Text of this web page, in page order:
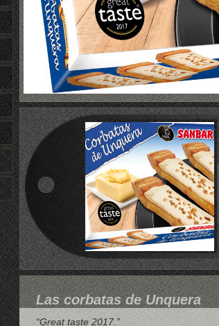
Las corbatas de Unquera
“Great taste 2017.”